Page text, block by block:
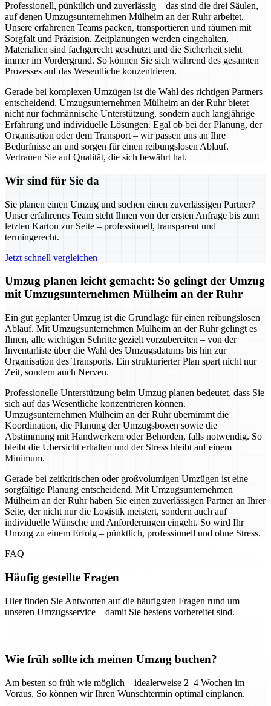
Professionell, pünktlich und zuverlässig – das sind die drei Säulen,
auf denen Umzugsunternehmen Mülheim an der Ruhr arbeitet.
Unsere erfahrenen Teams packen, transportieren und räumen mit
Sorgfalt und Präzision. Zeitplanungen werden eingehalten,
Materialien sind fachgerecht geschützt und die Sicherheit steht
immer im Vordergrund. So können Sie sich während des gesamten
Prozesses auf das Wesentliche konzentrieren.
Gerade bei komplexen Umzügen ist die Wahl des richtigen Partners
entscheidend. Umzugsunternehmen Mülheim an der Ruhr bietet
nicht nur fachmännische Unterstützung, sondern auch langjährige
Erfahrung und individuelle Lösungen. Egal ob bei der Planung, der
Organisation oder dem Transport – wir passen uns an Ihre
Bedürfnisse an und sorgen für einen reibungslosen Ablauf.
Vertrauen Sie auf Qualität, die sich bewährt hat.
Wir sind für Sie da
Sie planen einen Umzug und suchen einen zuverlässigen Partner?
Unser erfahrenes Team steht Ihnen von der ersten Anfrage bis zum
letzten Karton zur Seite – professionell, transparent und
termingerecht.
Jetzt schnell vergleichen
Umzug planen leicht gemacht: So gelingt der Umzug
mit Umzugsunternehmen Mülheim an der Ruhr
Ein gut geplanter Umzug ist die Grundlage für einen reibungslosen
Ablauf. Mit Umzugsunternehmen Mülheim an der Ruhr gelingt es
Ihnen, alle wichtigen Schritte gezielt vorzubereiten – von der
Inventarliste über die Wahl des Umzugsdatums bis hin zur
Organisation des Transports. Ein strukturierter Plan spart nicht nur
Zeit, sondern auch Nerven.
Professionelle Unterstützung beim Umzug planen bedeutet, dass Sie
sich auf das Wesentliche konzentrieren können.
Umzugsunternehmen Mülheim an der Ruhr übernimmt die
Koordination, die Planung der Umzugsboxen sowie die
Abstimmung mit Handwerkern oder Behörden, falls notwendig. So
bleibt die Übersicht erhalten und der Stress bleibt auf einem
Minimum.
Gerade bei zeitkritischen oder großvolumigen Umzügen ist eine
sorgfältige Planung entscheidend. Mit Umzugsunternehmen
Mülheim an der Ruhr haben Sie einen zuverlässigen Partner an Ihrer
Seite, der nicht nur die Logistik meistert, sondern auch auf
individuelle Wünsche und Anforderungen eingeht. So wird Ihr
Umzug zu einem Erfolg – pünktlich, professionell und ohne Stress.
FAQ
Häufig gestellte Fragen
Hier finden Sie Antworten auf die häufigsten Fragen rund um
unseren Umzugsservice – damit Sie bestens vorbereitet sind.
Wie früh sollte ich meinen Umzug buchen?
Am besten so früh wie möglich – idealerweise 2–4 Wochen im
Voraus. So können wir Ihren Wunschtermin optimal einplanen.